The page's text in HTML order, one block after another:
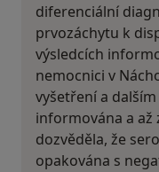
diferenciální
prvozáchytu k
výsledcích
nemocnici v
vyšetření a
informována a až
dozvěděla, že
opakována s